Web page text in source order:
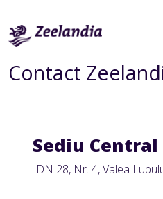
Contact
Sediu Central
DN 28, Nr. 4, Valea